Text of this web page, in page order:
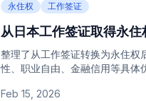
永住权 工作签证
从日本工作签证取得永住
整理了从工作签证转换为永住权
性、职业自由、金融信用等具体
Feb 15, 2026